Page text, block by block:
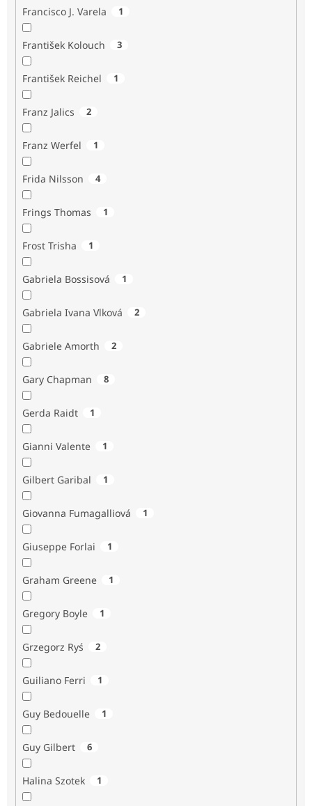
Francisco J. Varela 1
František Kolouch 3
František Reichel 1
Franz Jalics 2
Franz Werfel 1
Frida Nilsson 4
Frings Thomas 1
Frost Trisha 1
Gabriela Bossisová 1
Gabriela Ivana Vlková 2
Gabriele Amorth 2
Gary Chapman 8
Gerda Raidt 1
Gianni Valente 1
Gilbert Garibal 1
Giovanna Fumagalliová 1
Giuseppe Forlai 1
Graham Greene 1
Gregory Boyle 1
Grzegorz Ryś 2
Guiliano Ferri 1
Guy Bedouelle 1
Guy Gilbert 6
Halina Szotek 1